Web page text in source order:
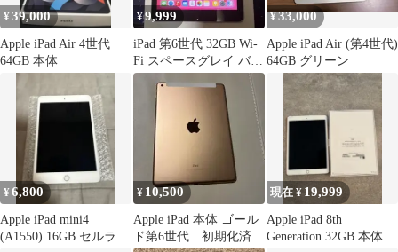
¥39,000
Apple iPad Air 4世代
64GB 本体
¥9,999
iPad 第6世代 32GB Wi-
Fi スペースグレイ バッ
テリー92%
¥33,000
Apple iPad Air (第4世代)
64GB グリーン
¥6,800
Apple iPad mini4
(A1550) 16GB セルラー
¥ 10,500
Apple iPad 本体 ゴール
ド第6世代 初期化済
現在 ¥ 19,999
Apple iPad 8th
Generation 32GB 本体